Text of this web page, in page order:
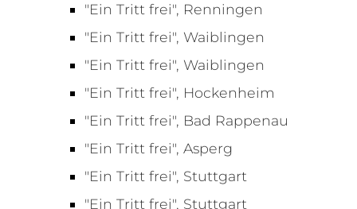
"Ein Tritt frei", Renningen
"Ein Tritt frei", Waiblingen
"Ein Tritt frei", Waiblingen
"Ein Tritt frei", Hockenheim
"Ein Tritt frei", Bad Rappenau
"Ein Tritt frei", Asperg
"Ein Tritt frei", Stuttgart
"Ein Tritt frei", Stuttgart